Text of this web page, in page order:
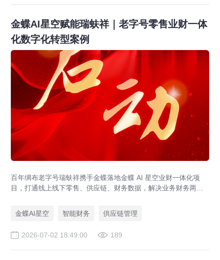
金蝶AI星空赋能瑞蚨祥｜老字号零售业财一体
化数字化转型案例
百年绸布老字号瑞蚨祥携手金蝶落地金蝶 AI 星空业财一体化项
目，打通线上线下零售、供应链、财务数据，解决业务财务两张
金蝶AI星空
智能财务 供应链管理
2026-07-02 18:49:00 189